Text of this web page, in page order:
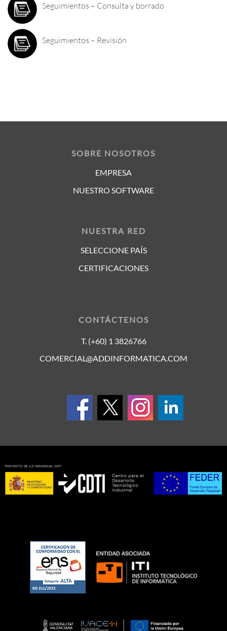
Seguimientos – Consulta y borrado
Seguimientos – Revisión
SOBRE NOSOTROS
EMPRESA
NUESTRO SOFTWARE
NUESTRA RED
SELECCIONE PAÍS
CERTIFICACIONES
CONTÁCTENOS
T. (+60) 1 3826766
COMERCIAL@ADDINFORMATICA.COM